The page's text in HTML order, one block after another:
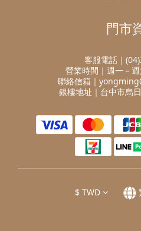
門市
客服電話｜
營業時間｜週一－
聯絡信箱｜
銀樓地址｜台中市烏
$ TWD